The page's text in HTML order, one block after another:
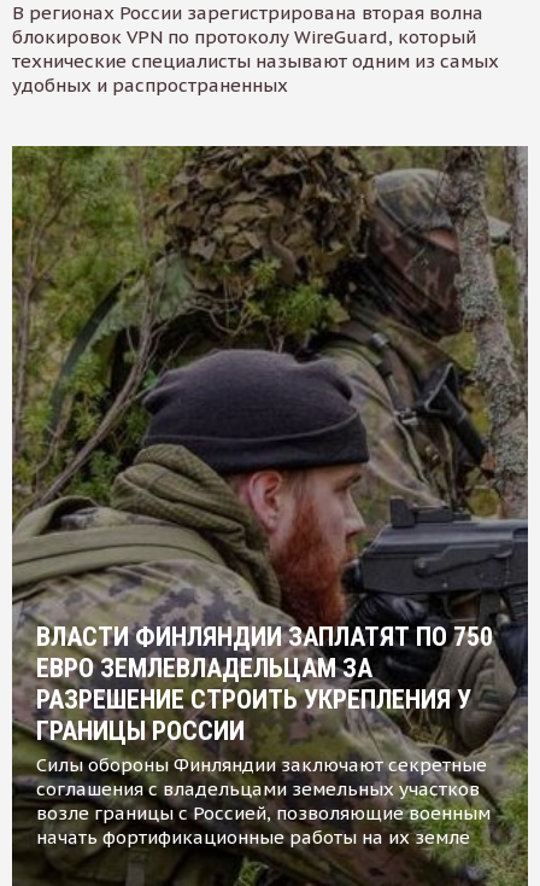
В регионах России зарегистрирована вторая волна
блокировок VPN по протоколу WireGuard, который
технические специалисты называют одним из самых
удобных и распространенных
ВЛАСТИ ФИНЛЯНДИИ ЗАПЛАТЯТ ПО 750
ЕВРО ЗЕМЛЕВЛАДЕЛЬЦАМ ЗА
РАЗРЕШЕНИЕ СТРОИТЬ УКРЕПЛЕНИЯ У
ГРАНИЦЫ РОССИИ
Силы обороны Финляндии заключают секретные
соглашения с владельцами земельных участков
возле границы с Россией, позволяющие военным
начать фортификационные работы на их земле